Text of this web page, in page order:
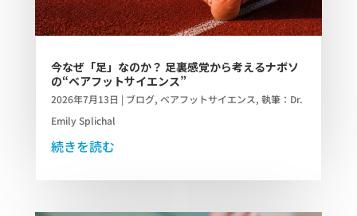
今なぜ「足」なのか？ 足裏感覚から考えるナボソ
の“ベアフットサイエンス”
2026年7月13日 | ブログ, ベアフットサイエンス, 執筆：Dr.
Emily Splichal
続きを読む